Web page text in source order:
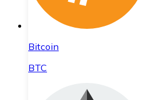
Bitcoin
BTC